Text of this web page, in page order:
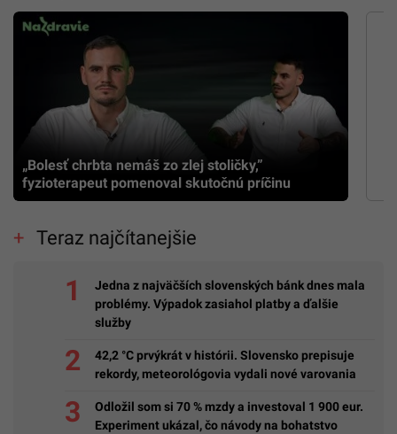
„Bolesť chrbta nemáš zo zlej stoličky,”
fyzioterapeut pomenoval skutočnú príčinu
Teraz najčítanejšie
Jedna z najväčších slovenských bánk dnes mala
problémy. Výpadok zasiahol platby a ďalšie
služby
42,2 °C prvýkrát v histórii. Slovensko prepisuje
rekordy, meteorológovia vydali nové varovania
Odložil som si 70 % mzdy a investoval 1 900 eur.
Experiment ukázal, čo návody na bohatstvo